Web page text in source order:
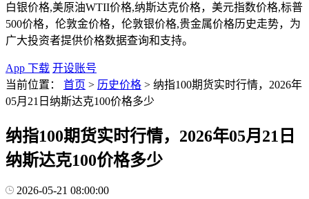
白银价格,美原油WTII价格,纳斯达克价格，美元指数价格,标普
500价格，伦敦金价格，伦敦银价格,贵金属价格历史走势，为
广大投资者提供价格数据查询和支持。
App 下载 开设账号
当前位置：
首页 > 历史价格 > 纳指100期货实时行情，2026年
05月21日纳斯达克100价格多少
纳指100期货实时行情，2026年05月21日
纳斯达克100价格多少
2026-05-21 08:00:00